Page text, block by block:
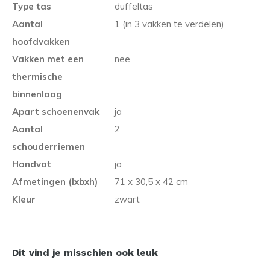
Type tas
duffeltas
Aantal
hoofdvakken
1 (in 3 vakken te verdelen)
Vakken met een
thermische
binnenlaag
nee
Apart schoenenvak
ja
Aantal
schouderriemen
2
Handvat
ja
Afmetingen (lxbxh)
71 x 30,5 x 42 cm
Kleur
zwart
Dit vind je misschien ook leuk